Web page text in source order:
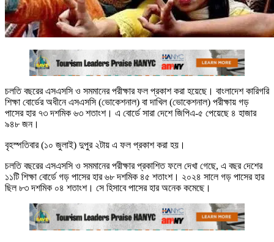
চলতি বছরের এসএসসি ও সমমানের পরীক্ষার ফল প্রকাশ করা হয়েছে। বাংলাদেশ কারিগরি
শিক্ষা বোর্ডের অধীনে এসএসসি (ভোকেশনাল) বা দাখিল (ভোকেশনাল) পরীক্ষায় গড়
পাসের হার ৭৩ দশমিক ৬৩ শতাংশ। এ বোর্ডে সারা দেশে জিপিএ-৫ পেয়েছে ৪ হাজার
৯৪৮ জন।
বৃহস্পতিবার (১০ জুলাই) দুপুর ২টায় এ ফল প্রকাশ করা হয়।
চলতি বছরের এসএসসি ও সমমানের পরীক্ষার প্রকাশিত ফলে দেখা গেছে, এ বছর দেশের
১১টি শিক্ষা বোর্ডে গড় পাসের হার ৬৮ দশমিক ৪৫ শতাংশ। ২০২৪ সালে গড় পাসের হার
ছিল ৮৩ দশমিক ০৪ শতাংশ। সে হিসাবে পাসের হার অনেক কমেছে।